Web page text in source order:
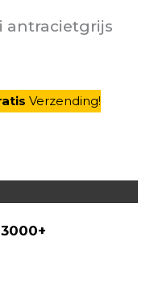
antracietgrijs
Verzending!
3000+